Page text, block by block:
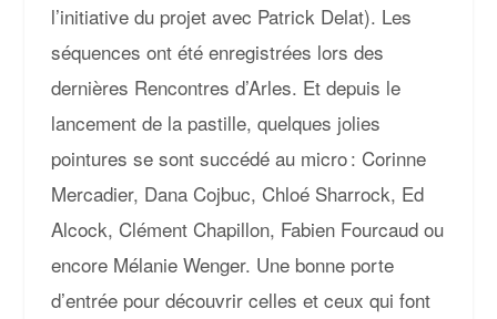
l’initiative du projet avec Patrick Delat). Les
séquences ont été enregistrées lors des
dernières Rencontres d’Arles. Et depuis le
lancement de la pastille, quelques jolies
pointures se sont succédé au micro : Corinne
Mercadier, Dana Cojbuc, Chloé Sharrock, Ed
Alcock, Clément Chapillon, Fabien Fourcaud ou
encore Mélanie Wenger. Une bonne porte
d’entrée pour découvrir celles et ceux qui font